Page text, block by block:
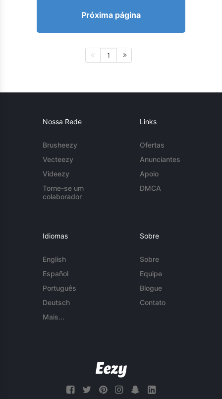
Próxima página
1
Nossa Rede
Brusheezy
Vecteezy
Videezy
Torne-se um
colaborador
Links
Ofertas
Anunciantes
Apoio
DMCA
Idiomas
English
Español
Português
Deutsch
Mais...
Sobre
Sobre
Equipe
Blogue
Contato